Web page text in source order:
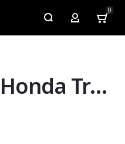
My Account
0
Protector de cárter Honda Transalp 750